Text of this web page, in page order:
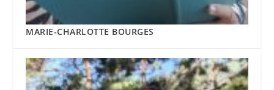
MARIE-CHARLOTTE BOURGES